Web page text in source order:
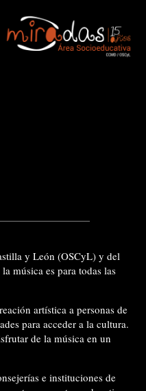
y León (OSCyL) y del
música es para todas las
artística a personas de
para acceder a la cultura.
de la música en un
e instituciones de